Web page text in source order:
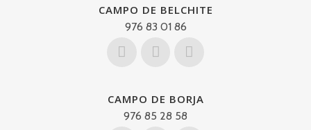
CAMPO DE BELCHITE
976 83 01 86
CAMPO DE BORJA
976 85 28 58